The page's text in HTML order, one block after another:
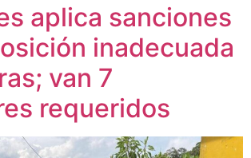
aplica sanciones
inadecuada
van 7
requeridos